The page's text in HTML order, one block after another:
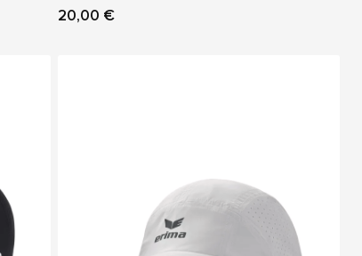
20,00 €